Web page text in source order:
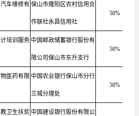
车维修有 保山市隆阳区农村信用合
作联社永昌信用社
50%
培训服务 中国邮政储蓄银行股份有
限公司保山市东升支行
50%
医药有限 中国农业银行保山市分行
兰城分理处
50%
卫生扶贫 中国建设银行股份有限公